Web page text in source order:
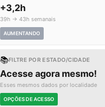
+3,2h
39h → 43h semanais
AUMENTANDO
📚FILTRE POR ESTADO/CIDADE
Acesse agora mesmo!
Esses mesmos dados por localidade
OPÇÕES DE ACESSO